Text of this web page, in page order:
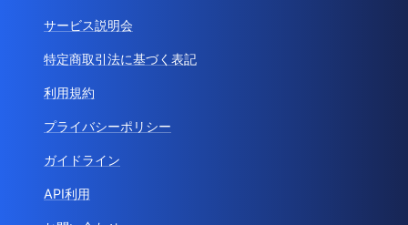
サービス説明会
特定商取引法に基づく表記
利用規約
プライバシーポリシー
ガイドライン
API利用